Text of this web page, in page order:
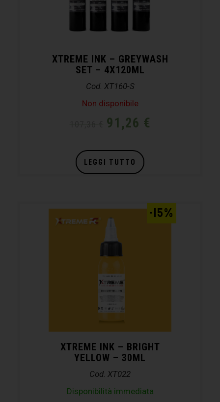
XTREME INK – GREYWASH
SET – 4X120ML
Cod. XT160-S
Non disponibile
91,26 €
LEGGI TUTTO
XTREME INK – BRIGHT
YELLOW – 30ML
Cod. XT022
Disponibilità immediata
-15%